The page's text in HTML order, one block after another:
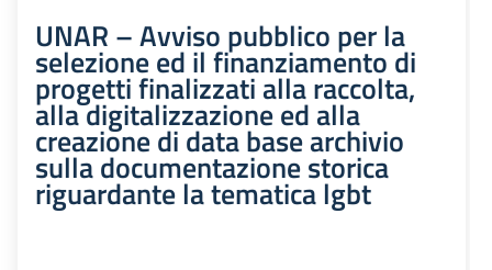
UNAR – Avviso pubblico per la
selezione ed il finanziamento di
progetti finalizzati alla raccolta,
alla digitalizzazione ed alla
creazione di data base archivio
sulla documentazione storica
riguardante la tematica lgbt